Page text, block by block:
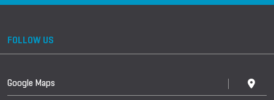
FOLLOW US
Google Maps